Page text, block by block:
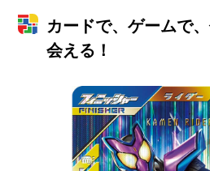
カードで、ゲームで
会える！